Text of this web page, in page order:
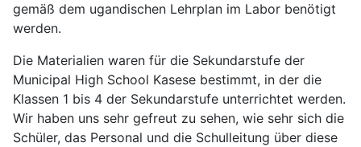
gemäß dem ugandischen Lehrplan im Labor benötigt
werden.
Die Materialien waren für die Sekundarstufe der
Municipal High School Kasese bestimmt, in der die
Klassen 1 bis 4 der Sekundarstufe unterrichtet werden.
Wir haben uns sehr gefreut zu sehen, wie sehr sich die
Schüler, das Personal und die Schulleitung über diese